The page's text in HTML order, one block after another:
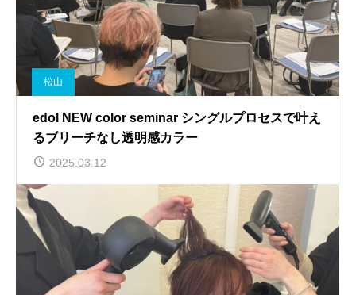
松山
edol NEW color seminar シングルプロセスで叶え
るブリーチなし透明感カラー
2025.03.12